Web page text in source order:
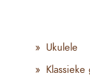
Ukulele